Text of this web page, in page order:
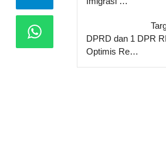
DPRD dan 1 DPR
Optimis Re…